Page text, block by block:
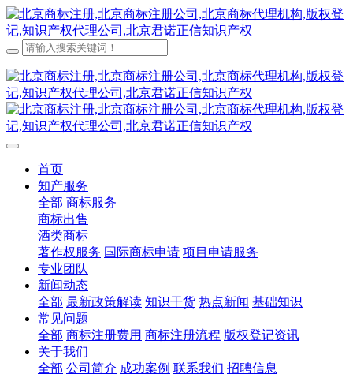
首页
知产服务
全部 商标服务
商标出售
酒类商标
著作权服务 国际商标申请 项目申请服务
专业团队
新闻动态
全部 最新政策解读 知识干货 热点新闻 基础知识
常见问题
全部 商标注册费用 商标注册流程 版权登记资讯
关于我们
全部 公司简介 成功案例 联系我们 招聘信息